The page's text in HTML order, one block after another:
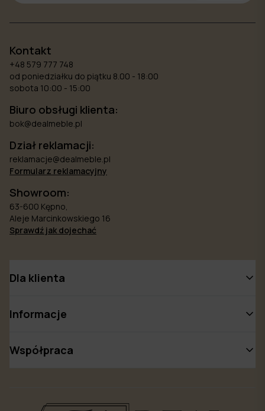
Kontakt
+48 579 777 748
od poniedziałku do piątku 8.00 - 18:00
sobota 10:00 - 15:00
Biuro obsługi klienta:
bok@dealmeble.pl
Dział reklamacji:
reklamacje@dealmeble.pl
Formularz reklamacyjny
Showroom:
63-600 Kępno,
Aleje Marcinkowskiego 16
Sprawdź jak dojechać
Dla klienta
Informacje
Współpraca